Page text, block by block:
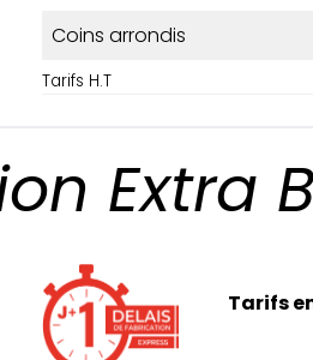
Coins arrondis
Tarifs H.T
Extra
Tarifs